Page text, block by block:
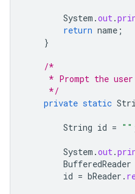
System .out.
return name ;
}
/*
* Prompt the
     */
private static
String id = ""
System .out.
BufferedReader
id = bReader .